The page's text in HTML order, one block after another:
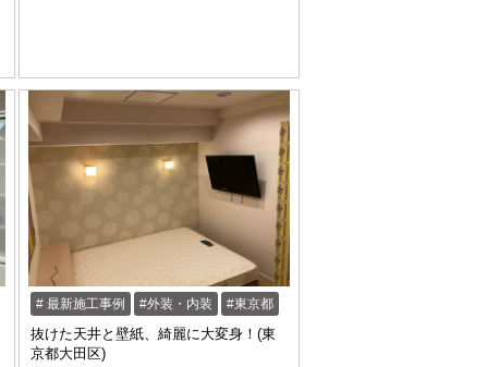
最新施工事例 外装・内装 東京都
抜けた天井と壁紙、綺麗に大変身！(東
京都大田区)